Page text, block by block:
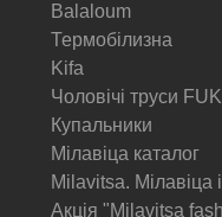
Balaloum
Термобілизна
Kifa
Чоловічі труси
Купальники
Мілавіца каталог
Milavitsa. Мілавіца
Акція "Milavitsa